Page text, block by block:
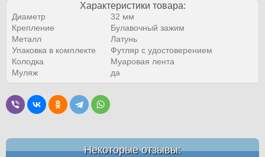
Характеристики товара:
Диаметр
32 мм
Крепление
Булавочный зажим
Металл
Латунь
Упаковка в комплекте
Футляр с удостоверением
Колодка
Муаровая лента
Муляж
да
Некоторые отзывы: